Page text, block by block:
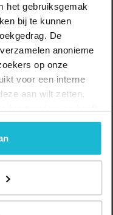
het gebruiksgemak
bij te kunnen
De
anonieme
op onze
voor een interne
aan wilt zetten.
deze cookies via
weigeren.